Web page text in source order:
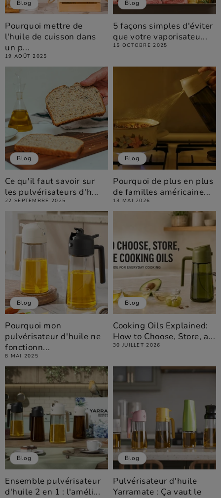
Blog
Pourquoi mettre de
l'huile de cuisson dans
un p...
19 AOÛT 2025
Blog
5 façons simples d'éviter
que votre vaporisateu...
15 OCTOBRE 2025
Blog
Ce qu'il faut savoir sur
les pulvérisateurs d'h...
22 SEPTEMBRE 2025
Blog
Pourquoi de plus en plus
de familles américaine...
13 MAI 2026
Blog
Pourquoi mon
pulvérisateur d'huile ne
fonctionn...
8 MAI 2025
Blog
Cooking Oils Explained:
How to Choose, Store, a...
30 JUILLET 2026
Blog
Ensemble pulvérisateur
d'huile 2 en 1 : l'améli...
Blog
Pulvérisateur d'huile
Yarramate : Ça vaut le